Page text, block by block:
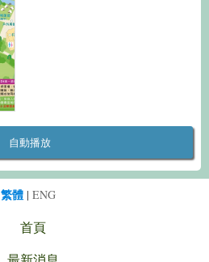
自動播放
繁體 | ENG
首頁